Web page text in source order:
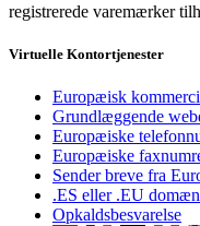
registrerede varemærker
Virtuelle Kontortjenester
Europæisk
Grundlæggende
Europæiske
Europæiske
Sender breve fra
.ES eller .EU
Opkaldsbesvarelse